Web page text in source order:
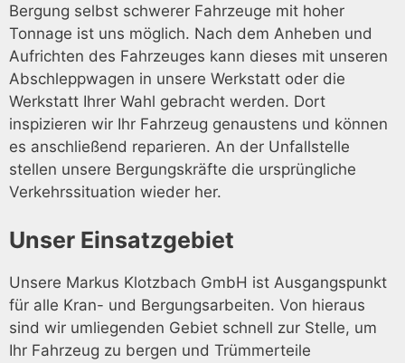
Bergung selbst schwerer Fahrzeuge mit hoher
Tonnage ist uns möglich. Nach dem Anheben und
Aufrichten des Fahrzeuges kann dieses mit unseren
Abschleppwagen in unsere Werkstatt oder die
Werkstatt Ihrer Wahl gebracht werden. Dort
inspizieren wir Ihr Fahrzeug genaustens und können
es anschließend reparieren. An der Unfallstelle
stellen unsere Bergungskräfte die ursprüngliche
Verkehrssituation wieder her.
Unser Einsatzgebiet
Unsere Markus Klotzbach GmbH ist Ausgangspunkt
für alle Kran- und Bergungsarbeiten. Von hieraus
sind wir umliegenden Gebiet schnell zur Stelle, um
Ihr Fahrzeug zu bergen und Trümmerteile